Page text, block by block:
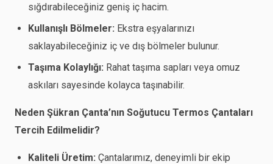
sığdırabileceğiniz geniş iç hacim.
Kullanışlı Bölmeler: Ekstra eşyalarınızı
saklayabileceğiniz iç ve dış bölmeler bulunur.
Taşıma Kolaylığı: Rahat taşıma sapları veya omuz
askıları sayesinde kolayca taşınabilir.
Neden Şükran Çanta’nın Soğutucu Termos Çantaları
Tercih Edilmelidir?
Kaliteli Üretim: Çantalarımız, deneyimli bir ekip